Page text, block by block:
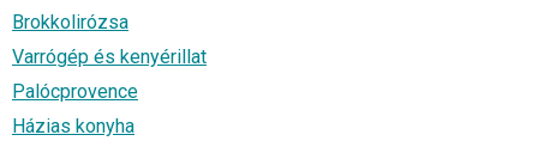
Brokkolirózsa
Varrógép és kenyérillat
Palócprovence
Házias konyha